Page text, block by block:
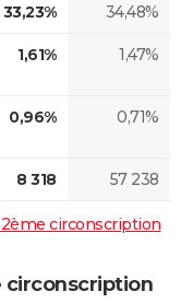
33,23% 34,48%
1,61% 1,47%
0,96% 0,71%
8 318 57 238
2ème circonscription
circonscription